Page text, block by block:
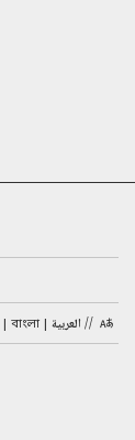
// العربية বাংলা